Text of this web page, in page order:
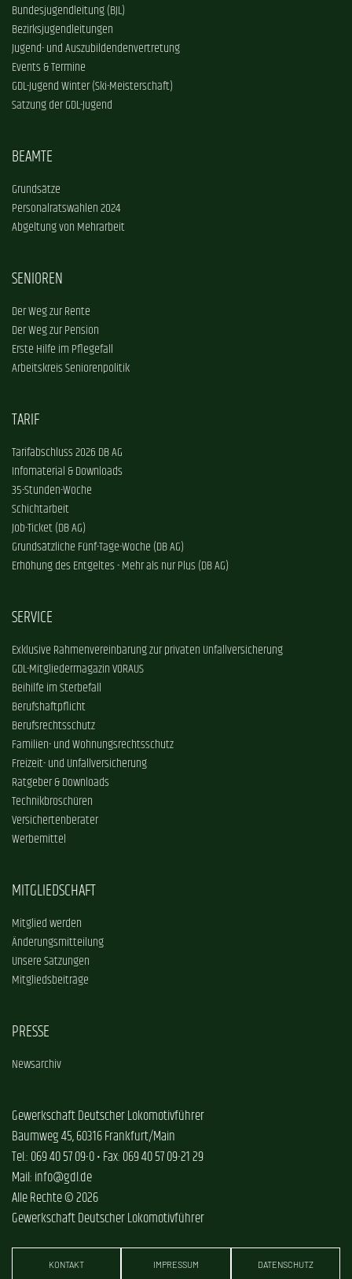
Bundesjugendleitung (BJL)
Bezirksjugendleitungen
Jugend- und Auszubildendenvertretung
Events & Termine
GDL-Jugend Winter (Ski-Meisterschaft)
Satzung der GDL-Jugend
BEAMTE
Grundsätze
Personalratswahlen 2024
Abgeltung von Mehrarbeit
SENIOREN
Der Weg zur Rente
Der Weg zur Pension
Erste Hilfe im Pflegefall
Arbeitskreis Seniorenpolitik
TARIF
Tarifabschluss 2026 DB AG
Infomaterial & Downloads
35-Stunden-Woche
Schichtarbeit
Job-Ticket (DB AG)
Grundsätzliche Fünf-Tage-Woche (DB AG)
Erhöhung des Entgeltes - Mehr als nur Plus (DB AG)
SERVICE
Exklusive Rahmenvereinbarung zur privaten Unfallversicherung
GDL-Mitgliedermagazin VORAUS
Beihilfe im Sterbefall
Berufshaftpflicht
Berufsrechtsschutz
Familien- und Wohnungsrechtsschutz
Freizeit- und Unfallversicherung
Ratgeber & Downloads
Technikbroschüren
Versichertenberater
Werbemittel
MITGLIEDSCHAFT
Mitglied werden
Änderungsmitteilung
Unsere Satzungen
Mitgliedsbeiträge
PRESSE
Newsarchiv
Gewerkschaft Deutscher Lokomotivführer
Baumweg 45, 60316 Frankfurt/Main
Tel.: 069 40 57 09-0 • Fax: 069 40 57 09-21 29
Mail: info@gdl.de
Alle Rechte © 2026
Gewerkschaft Deutscher Lokomotivführer
KONTAKT IMPRESSUM DATENSCHUTZ